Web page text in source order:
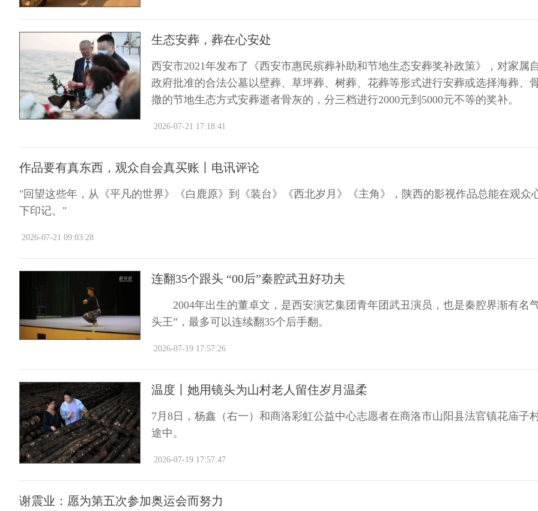
生态安葬，葬在心安处
西安市2021年发布了《西安市惠民殡葬补助和节地生态安葬奖补政策》，对家属
政府批准的合法公墓以壁葬、草坪葬、树葬、花葬等形式进行安葬或选择海葬、
撒的节地生态方式安葬逝者骨灰的，分三档进行2000元到5000元不等的奖补。
2026-07-21 17:18:41
作品要有真东西，观众自会真买账丨电讯评论
"回望这些年，从《平凡的世界》《白鹿原》到《装台》《西北岁月》《主角》，陕西的影视作品总能在观众
下印记。"
2026-07-21 09:03:28
连翻35个跟头 “00后”秦腔武丑好功夫
2004年出生的董卓文，是西安演艺集团青年团武丑演员，也是秦腔界渐有名
头王”，最多可以连续翻35个后手翻。
2026-07-19 17:57:26
温度丨她用镜头为山村老人留住岁月温柔
7月8日，杨鑫（右一）和商洛彩虹公益中心志愿者在商洛市山阳县法官镇花庙子
途中。
2026-07-19 17:57:47
谢震业：愿为第五次参加奥运会而努力